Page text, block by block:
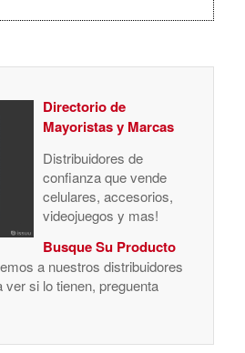
Directorio de
Mayoristas y Marcas
Distribuidores de
confianza que vende
celulares, accesorios,
videojuegos y mas!
Busque Su Producto
a nuestros distribuidores
si lo tienen, preguenta